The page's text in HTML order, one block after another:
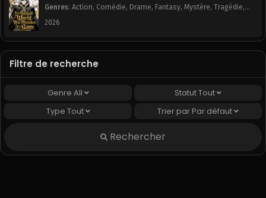
Chapitre 18
June 13, 2025
Chapitre 17
Chapitre 16
June 13, 2025
Chapitre 15
June 13, 2025
Genres: Action, Comédie, Drame, Fantasy, Mystère, Tragédie,
Webtoon
2026
Filtre de recherche
Genre All StatutTout
Type Tout Trier par Par défaut
Rechercher